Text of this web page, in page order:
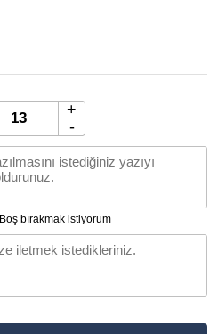
+
-
Boş bırakmak istiyorum